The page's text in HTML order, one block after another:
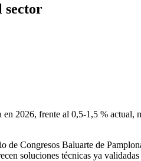
sector
2026, frente al 0,5-1,5 % actual,
de Congresos Baluarte de
soluciones técnicas ya validadas